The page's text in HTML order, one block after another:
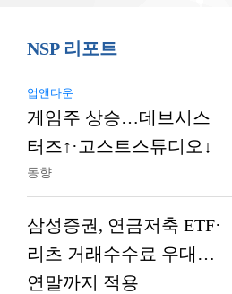
NSP 리포트
업앤다운
게임주 상승…데브시스
터즈↑·고스트스튜디오↓
동향
삼성증권, 연금저축 ETF·
리츠 거래수수료 우대…
연말까지 적용